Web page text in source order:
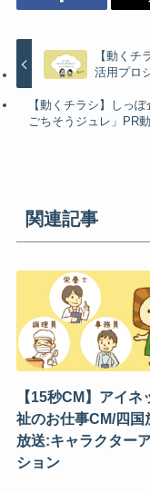
【動く
活用プロ
【動くチラシ】しっ
ごちそうジュレ」PR
関連記事
【15秒CM】アイネ
祉のお仕事CM/四国
放送:キャラクター
ション